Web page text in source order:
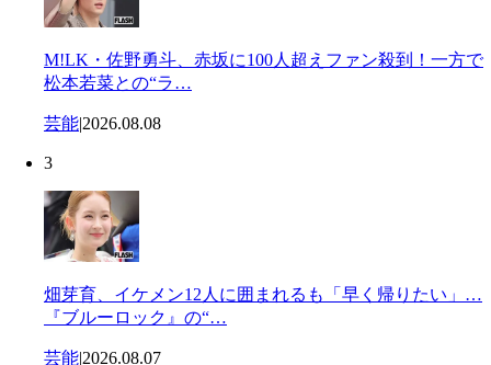
M!LK・佐野勇斗、赤坂に100人超えファン殺到！一方で
松本若菜との“ラ…
芸能|2026.08.08
3
畑芽育、イケメン12人に囲まれるも「早く帰りたい」…
『ブルーロック』の“…
芸能|2026.08.07